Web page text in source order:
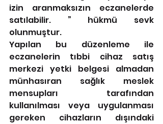
izin aranmaksızın eczanelerde
satılabilir. ” hükmü sevk
olunmuştur.
Yapılan bu düzenleme ile
eczanelerin tıbbi cihaz satış
merkezi yetki belgesi almadan
münhasıran sağlık meslek
mensupları tarafından
kullanılması veya uygulanması
gereken cihazların dışındaki